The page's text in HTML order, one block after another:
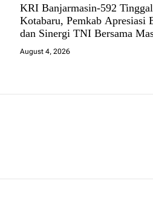
KRI Banjarmasin-592
Kotabaru, Pemkab Apresiasi
dan Sinergi TNI Bersama
August 4, 2026